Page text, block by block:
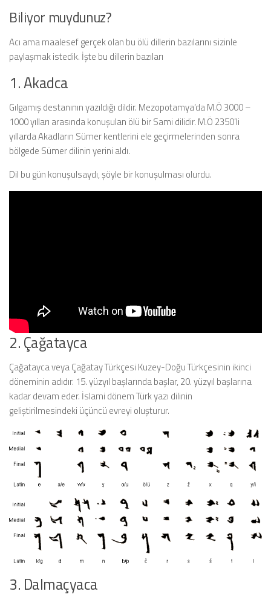
Biliyor muydunuz?
Acı ama maalesef gerçek olan bu ölü dillerin bazılarını sizinle
paylaşmak istedik. İşte bu dillerin bazıları
1. Akadca
Gılgamış destanının yazıldığı dildir. Mezopotamya’da M.Ö 3000 –
1000 yılları arasında konuşulan ölü bir Sami dilidir. M.Ö 2350’li
yıllarda Akadların Sümer kentlerini ele geçirmelerinden sonra
bölgede Sümer dilinin yerini aldı.
Dil bu gün konuşulsaydı, şöyle bir konuşulması olurdu.
2. Çağatayca
Çağatayca veya Çağatay Türkçesi Kuzey-Doğu Türkçesinin ikinci
döneminin adıdır. 15. yüzyıl başlarında başlar, 20. yüzyıl başlarına
kadar devam eder. İslami dönem Türk yazı dilinin
geliştirilmesindeki üçüncü evreyi oluşturur.
3. Dalmaçyaca